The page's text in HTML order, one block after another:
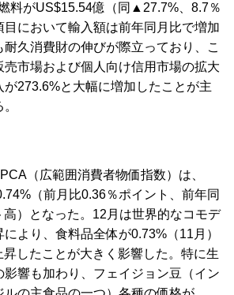
料がUS$15.54億（同▲27.7%、8.7％
において輸入額は前年同月比で増加
耐久消費財の伸びが際立っており、こ
市場および個人向け信用市場の拡大
が273.6%と大幅に増加したことが主
（広範囲消費者物価指数）は、
（前月比0.36％ポイント、前年同
高）となった。12月は世界的なコモデ
より、食料品全体が0.73%（11月）
したことが大きく影響した。特に生
影響も加わり、フェイジョン豆（イン